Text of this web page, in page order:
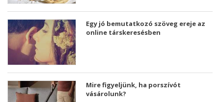
Egy jó bemutatkozó szöveg ereje az
online társkeresésben
Mire figyeljünk, ha porszívót
vásárolunk?